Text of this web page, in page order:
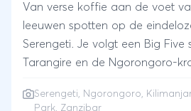
Van verse koffie aan de voet
leeuwen spotten op de
Serengeti. Je volgt een Big Five
Tarangire en de Ngorongoro-
natuur. Je sluit af op Zanzibar,
Serengeti, Ngorongoro,
Park, Zanzibar